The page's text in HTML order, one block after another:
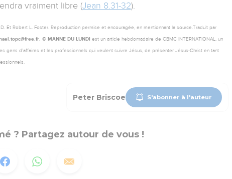
vraiment libre (Jean 8.31-32).
Et Robert L. Foster. Reproduction permise et encouragée, en mentionnant la source.Traduit par
© MANNE DU LUNDI est un article hebdomadaire de CBMC INTERNATIONAL, un
gens d’affaires et les professionnels qui veulent suivre Jésus, de présenter Jésus-Christ en tant
Peter Briscoe S'abonner à l'auteur
? Partagez autour de vous !